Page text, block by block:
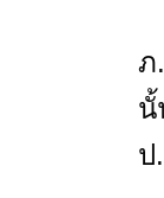
ภ
นั้
ป